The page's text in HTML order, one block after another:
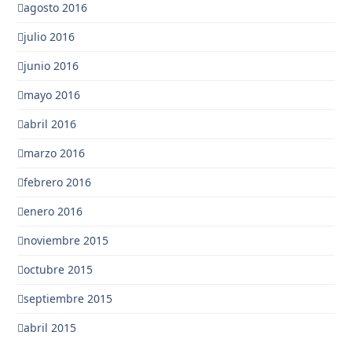
agosto 2016
julio 2016
junio 2016
mayo 2016
abril 2016
marzo 2016
febrero 2016
enero 2016
noviembre 2015
octubre 2015
septiembre 2015
abril 2015